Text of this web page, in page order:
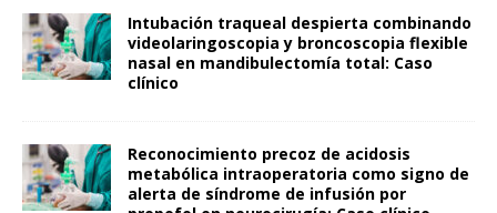
Intubación traqueal despierta combinando
videolaringoscopia y broncoscopia flexible
nasal en mandibulectomía total: Caso
clínico
Reconocimiento precoz de acidosis
metabólica intraoperatoria como signo de
alerta de síndrome de infusión por